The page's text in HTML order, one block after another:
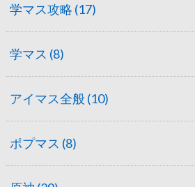
学マス攻略 (17)
学マス (8)
アイマス全般 (10)
ポプマス (8)